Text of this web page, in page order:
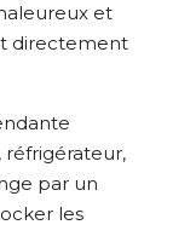
et
directement
par un
les